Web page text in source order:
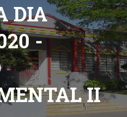
DIA
-
II